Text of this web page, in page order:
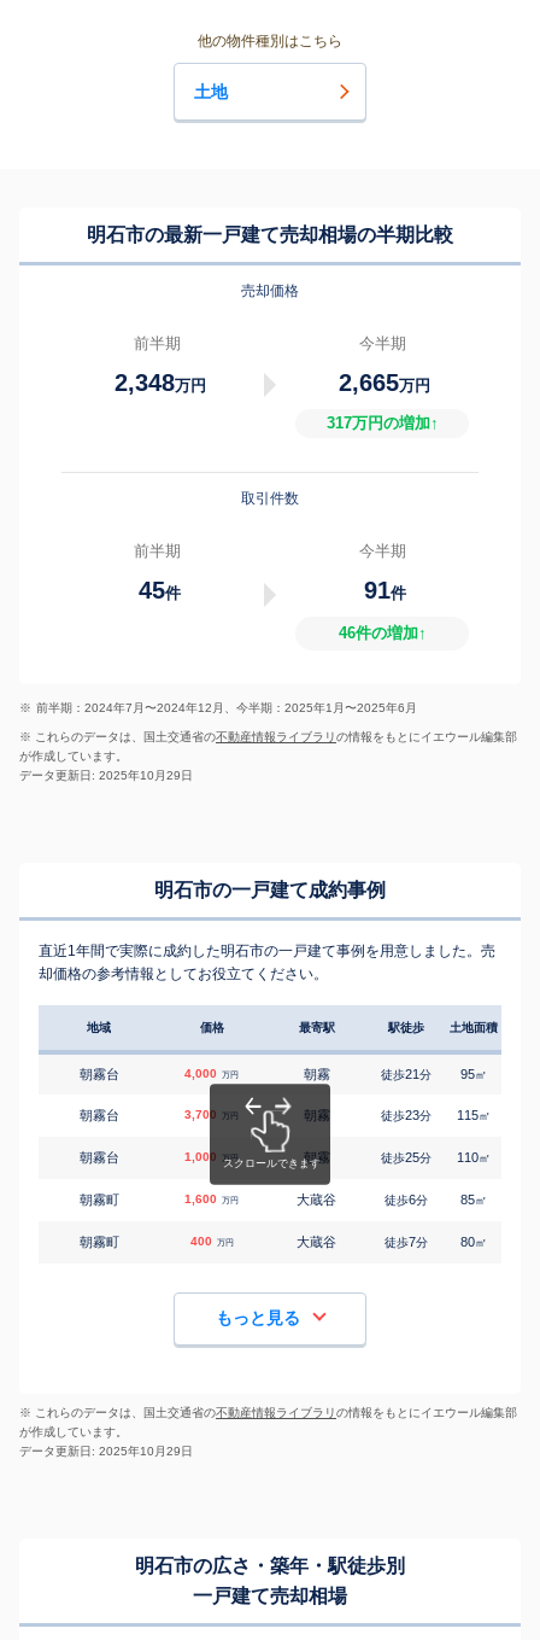
他の物件種別はこちら
土地
明石市の最新一戸建て売却相場の半期比較
売却価格
前半期
2,348万円
今半期
2,665万円
317万円の増加↑
取引件数
前半期
45件
今半期
91件
46件の増加↑
※ 前半期：2024年7月〜2024年12月、今半期：2025年1月〜2025年6月
※ これらのデータは、国土交通省の不動産情報ライブラリの情報をもとにイエウール編集部
が作成しています。
データ更新日: 2025年10月29日
明石市の一戸建て成約事例
直近1年間で実際に成約した明石市の一戸建て事例を用意しました。売
却価格の参考情報としてお役立てください。
地域 価格 最寄駅 駅徒歩 土地面積
朝霧台 4,000 万円 朝霧 徒歩21分 95㎡
朝霧台 3,700 万円 朝霧 徒歩23分 115㎡
朝霧台 1,000 万円 朝霧 徒歩25分 110㎡
朝霧町 1,600 万円 大蔵谷 徒歩6分 85㎡
朝霧町 400 万円 大蔵谷 徒歩7分 80㎡
もっと見る
※ これらのデータは、国土交通省の不動産情報ライブラリの情報をもとにイエウール編集部
が作成しています。
データ更新日: 2025年10月29日
明石市の広さ・築年・駅徒歩別
一戸建て売却相場